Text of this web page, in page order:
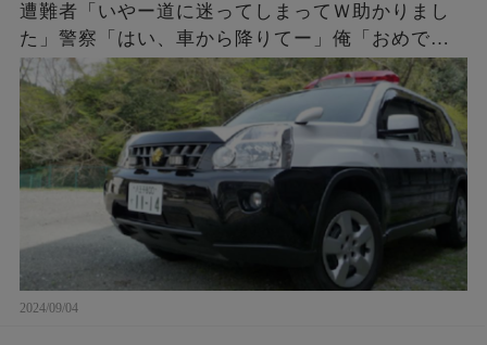
遭難者「いやー道に迷ってしまってＷ助かりまし
た」警察「はい、車から降りてー」俺「おめでと
う。これであんたらも前科一犯だな。罰金50万払
ってね」遭難者「えっ！」
2024/09/04